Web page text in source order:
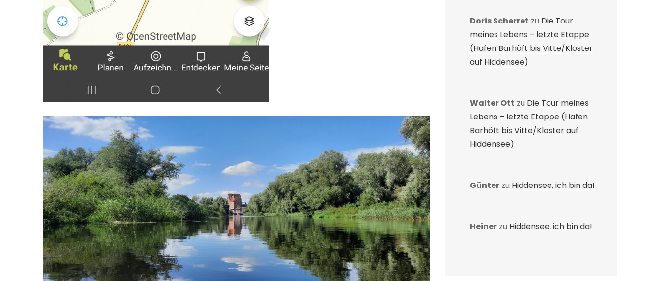
Doris Scherret zu Die Tour
meines Lebens – letzte Etappe
(Hafen Barhöft bis Vitte/Kloster
auf Hiddensee)
Walter Ott zu Die Tour meines
Lebens – letzte Etappe (Hafen
Barhöft bis Vitte/Kloster auf
Hiddensee)
Günter zu Hiddensee, ich bin da!
Heiner zu Hiddensee, ich bin da!